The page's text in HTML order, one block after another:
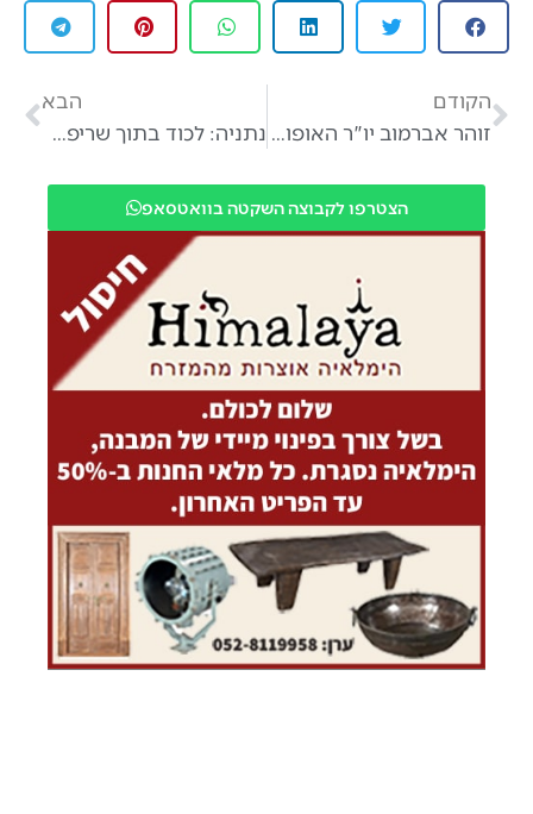
הקודם
זוהר אברמוב יו"ר האופוזיציה במועצת אבן יהודה נכנס למרוץ ופותח הכל
הבא
נתניה: לכוד בתוך שריפה בדירה בנתניה
הצטרפו לקבוצה השקטה בוואטסאפ